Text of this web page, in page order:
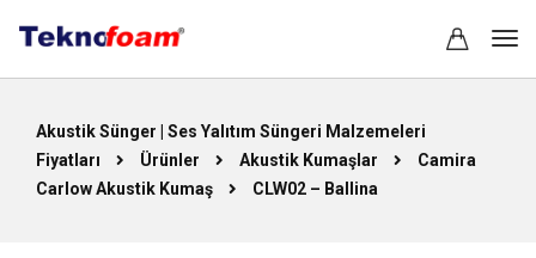
Akustik Sünger | Ses Yalıtım Süngeri Malzemeleri
Fiyatları
Ürünler Akustik Kumaşlar
Camira
Carlow Akustik Kumaş
CLW02 – Ballina